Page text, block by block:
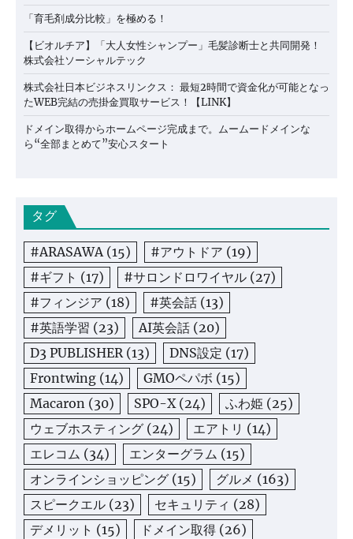
「育毛剤成分比較」を極める！
【ビオルチア】「大人女性シャンプー」毛髪診断士と共同開発！
株式会社ソーシャルテック
株式会社日本ビジネスリンクス： 最短2時間で資金化が可能となっ
たWEB完結の売掛金買取サービス！【LINK】
ドメイン取得からホームページ完成まで。ムームードメインな
ら“全部まとめて”安心スタート
タグ
#ARASAWA(15) #アウトドア (19)
#ギフト (17) #サロンドロワイヤル (27)
#フィンジア (18) #英会話 (13)
#英語学習 (23) AI英会話 (20)
D3 PUBLISHER(13) DNS設定 (17)
Frontwing (14) GMOペパボ (15)
Macaron (30) SPO-X(24) ふわ姫 (25)
ウェブホスティング (24) エアトリ (14)
エレコム (34) エンターグラム (15)
オンラインショッピング (15) グルメ (163)
スピークエル (23) セキュリティ (28)
デメリット (15) ドメイン取得 (26)